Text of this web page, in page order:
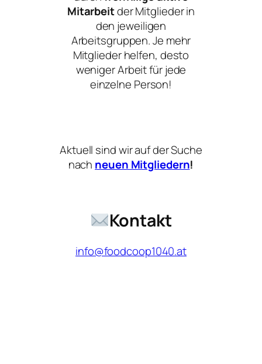
Mitarbeitder Mitglieder in
den jeweiligen
Arbeitsgruppen. Je mehr
Mitglieder helfen, desto
weniger Arbeit für jede
einzelne Person!
Aktuell sind wir auf der Suche
nach neuen Mitgliedern!
Kontakt
info@foodcoop1040.at